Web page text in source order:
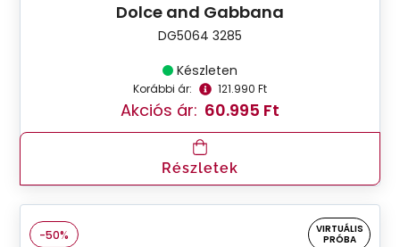
Dolce and Gabbana
DG5064 3285
Készleten
Korábbi ár: 121.990 Ft
Akciós ár: 60.995 Ft
Részletek
-50%
VIRTUÁLIS
PRÓBA